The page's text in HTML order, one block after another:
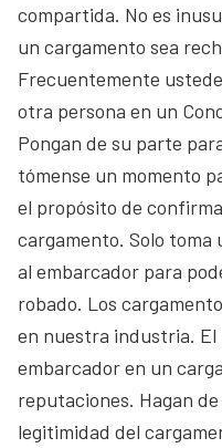
compartida. No es
un cargamento sea
Frecuentemente
otra persona en un
Pongan de su parte
tómense un momento
el propósito de
cargamento. Solo toma
al embarcador para
robado. Los
en nuestra industria.
embarcador en un
reputaciones. Hagan
legitimidad del